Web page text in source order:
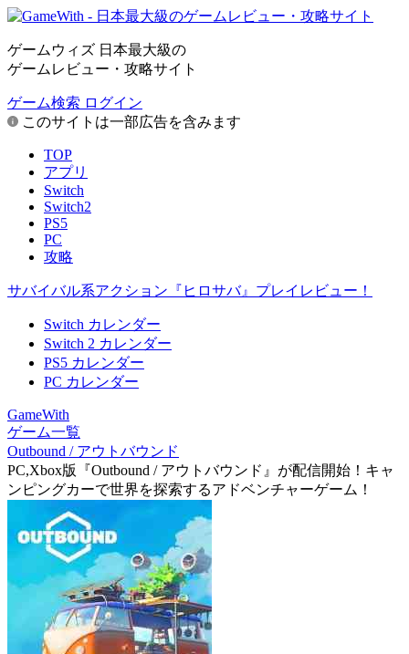
ゲームウィズ 日本最大級の
ゲームレビュー・攻略サイト
ゲーム検索 ログイン
このサイトは一部広告を含みます
TOP
アプリ
Switch
Switch2
PS5
PC
攻略
サバイバル系アクション『ヒロサバ』プレイレビュー！
Switch カレンダー
Switch 2 カレンダー
PS5 カレンダー
PC カレンダー
GameWith
ゲーム一覧
Outbound / アウトバウンド
PC,Xbox版『Outbound / アウトバウンド』が配信開始！キャ
ンピングカーで世界を探索するアドベンチャーゲーム！